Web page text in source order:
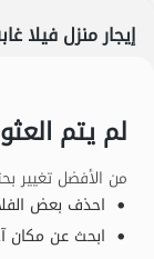
إيجار منزل فيلا
لم يتم
من الأفضل تغيير
احذف بعض
ابحث عن مكان